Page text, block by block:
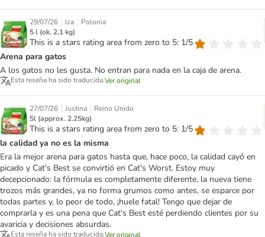
29/07/26 | Iza | Polonia
5 l (ok. 2,1 kg)
This is a stars rating area from zero to 5: 1/5
Arena para gatos
A los gatos no les gusta. No entran para nada en la caja de arena.
Esta reseña ha sido traducida.Ver original
27/07/26 | Justina | Reino Unido
5l (approx. 2.25kg)
This is a stars rating area from zero to 5: 1/5
la calidad ya no es la misma
Era la mejor arena para gatos hasta que, hace poco, la calidad cayó en
picado y Cat's Best se convirtió en Cat's Worst. Estoy muy
decepcionado: la fórmula es completamente diferente, la nueva tiene
trozos más grandes, ya no forma grumos como antes, se esparce por
todas partes y, lo peor de todo, ¡huele fatal! Tengo que dejar de
comprarla y es una pena que Cat's Best esté perdiendo clientes por su
avaricia y decisiones absurdas.
Esta reseña ha sido traducida.Ver original